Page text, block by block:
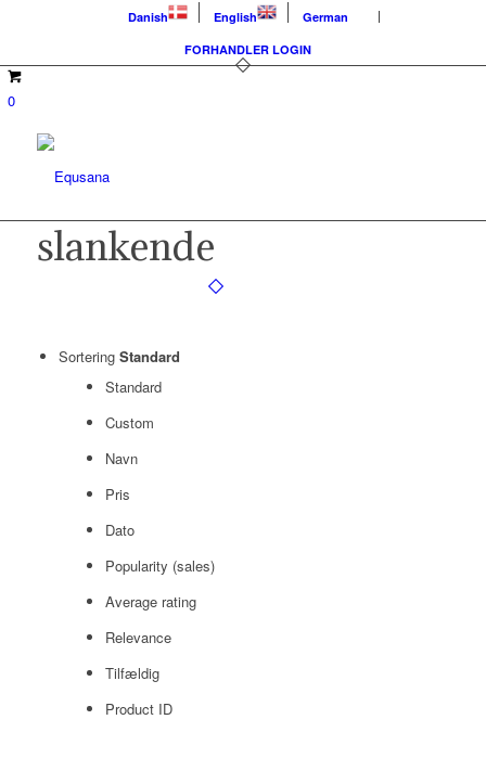
Danish English
German
FORHANDLER LOGIN
0
slankende
Sortering Standard
Standard
Custom
Navn
Pris
Dato
Popularity (sales)
Average rating
Relevance
Tilfældig
Product ID